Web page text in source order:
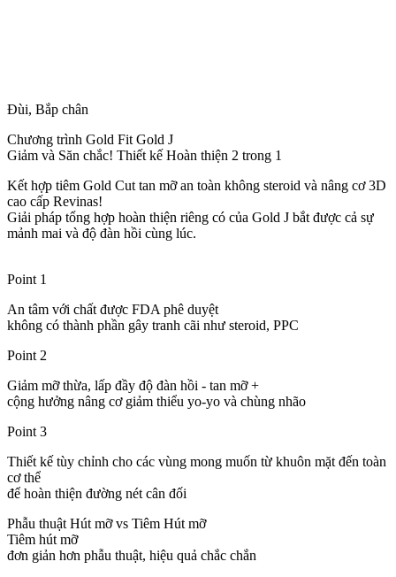
Đùi, Bắp chân
Chương trình Gold Fit Gold J
Giảm và Săn chắc! Thiết kế Hoàn thiện 2 trong 1
Kết hợp tiêm Gold Cut tan mỡ an toàn không steroid và nâng cơ 3D
cao cấp Revinas!
Giải pháp tổng hợp hoàn thiện riêng có của Gold J bắt được cả sự
mảnh mai và độ đàn hồi cùng lúc.
Point 1
An tâm với chất được FDA phê duyệt
không có thành phần gây tranh cãi như steroid, PPC
Point 2
Giảm mỡ thừa, lấp đầy độ đàn hồi - tan mỡ +
cộng hưởng nâng cơ giảm thiểu yo-yo và chùng nhão
Point 3
Thiết kế tùy chỉnh cho các vùng mong muốn từ khuôn mặt đến toàn
cơ thể
để hoàn thiện đường nét cân đối
Phẫu thuật Hút mỡ vs Tiêm Hút mỡ
Tiêm hút mỡ
đơn giản hơn phẫu thuật, hiệu quả chắc chắn